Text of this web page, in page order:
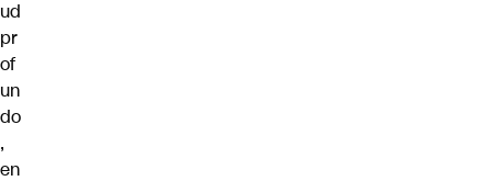
ud
pr
of
un
do
,
en